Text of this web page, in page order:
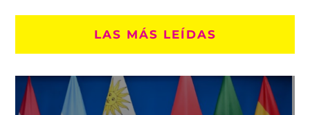
LAS MÁS LEÍDAS